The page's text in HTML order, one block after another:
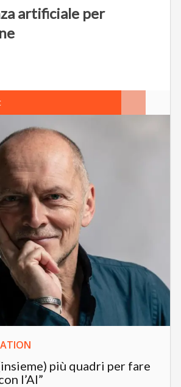
artificiale per
più quadri per fare
l’AI”